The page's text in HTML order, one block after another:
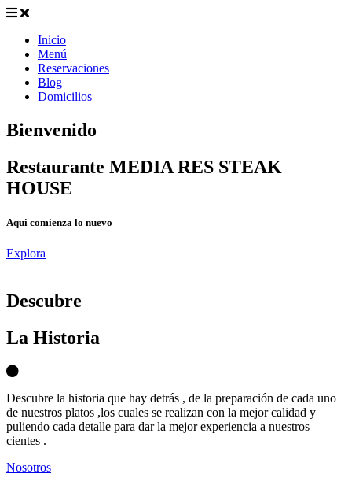
Inicio
Menú
Reservaciones
Blog
Domicilios
Bienvenido
Restaurante MEDIA RES STEAK
HOUSE
Aqui comienza lo nuevo
Explora
Descubre
La Historia
Descubre la historia que hay detrás , de la preparación de cada uno
de nuestros platos ,los cuales se realizan con la mejor calidad y
puliendo cada detalle para dar la mejor experiencia a nuestros
cientes .
Nosotros